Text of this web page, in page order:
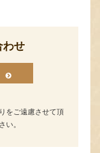
わせ
をご遠慮させて頂
い。